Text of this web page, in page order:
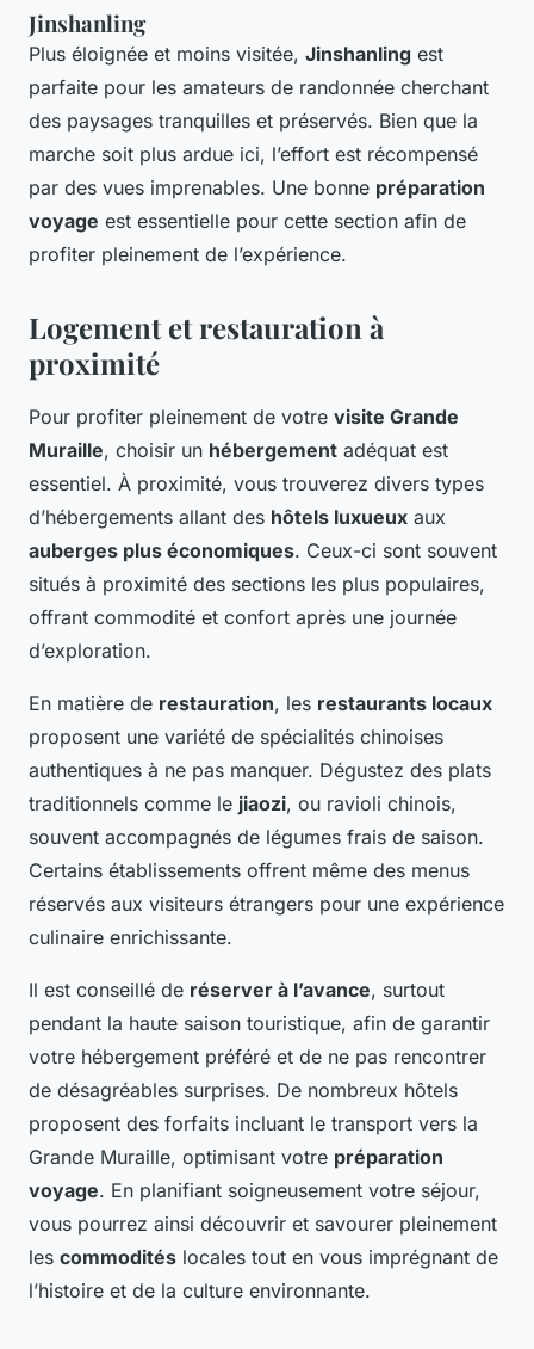
Jinshanling
Plus éloignée et moins visitée, Jinshanling est
parfaite pour les amateurs de randonnée cherchant
des paysages tranquilles et préservés. Bien que la
marche soit plus ardue ici, l’effort est récompensé
par des vues imprenables. Une bonne préparation
voyage est essentielle pour cette section afin de
profiter pleinement de l’expérience.
Logement et restauration à
proximité
Pour profiter pleinement de votre visite Grande
Muraille, choisir un hébergement adéquat est
essentiel. À proximité, vous trouverez divers types
d’hébergements allant des hôtels luxueux aux
auberges plus économiques. Ceux-ci sont souvent
situés à proximité des sections les plus populaires,
offrant commodité et confort après une journée
d’exploration.
En matière de restauration, les restaurants locaux
proposent une variété de spécialités chinoises
authentiques à ne pas manquer. Dégustez des plats
traditionnels comme le jiaozi, ou ravioli chinois,
souvent accompagnés de légumes frais de saison.
Certains établissements offrent même des menus
réservés aux visiteurs étrangers pour une expérience
culinaire enrichissante.
Il est conseillé de réserver à l’avance, surtout
pendant la haute saison touristique, afin de garantir
votre hébergement préféré et de ne pas rencontrer
de désagréables surprises. De nombreux hôtels
proposent des forfaits incluant le transport vers la
Grande Muraille, optimisant votre préparation
voyage. En planifiant soigneusement votre séjour,
vous pourrez ainsi découvrir et savourer pleinement
les commodités locales tout en vous imprégnant de
l’histoire et de la culture environnante.